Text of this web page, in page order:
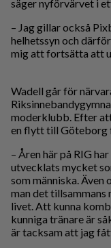
säger nyförvärvet i
– Jag gillar också
helhetssyn och
mig att fortsätta att
Wadell går för
moderklubb. Efter
en flytt till Göteborg
– Åren här på RIG
utvecklats mycket
som människa.
man det tillsammans
livet. Att kunna
kunniga tränare är
är tacksam att jag